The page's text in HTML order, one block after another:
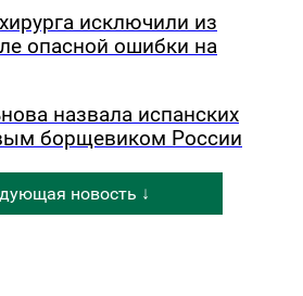
исключили из
опасной ошибки на
назвала испанских
борщевиком России
новость ↓